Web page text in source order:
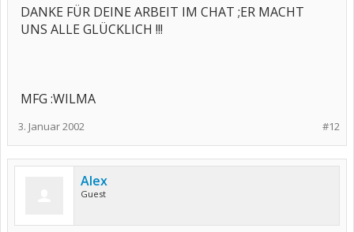
DANKE FÜR DEINE ARBEIT IM CHAT ;ER MACHT
UNS ALLE GLÜCKLICH !!!
MFG :WILMA
#12
3. Januar 2002
Alex
Guest